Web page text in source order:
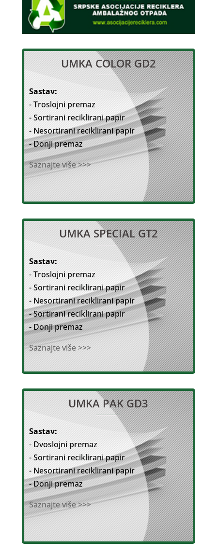
UMKA COLOR GD2
Sastav:
- Troslojni premaz
- Sortirani reciklirani papir
- Nesortirani reciklirani papir
- Donji premaz
Saznajte više >>>
UMKA SPECIAL GT2
Sastav:
- Troslojni premaz
- Sortirani reciklirani papir
- Nesortirani reciklirani papir
- Sortirani reciklirani papir
- Donji premaz
Saznajte više >>>
UMKA PAK GD3
Sastav:
- Dvoslojni premaz
- Sortirani reciklirani papir
- Nesortirani reciklirani papir
- Donji premaz
Saznajte više >>>